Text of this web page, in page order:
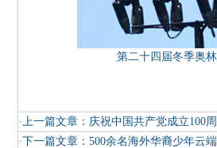
第二十四届冬季奥
·上一篇文章： 庆祝中国共产党成立100
·下一篇文章： 500余名海外华裔少年云